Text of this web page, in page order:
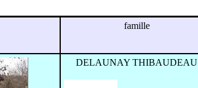
famille
DELAUNAY THIBAUDEAU